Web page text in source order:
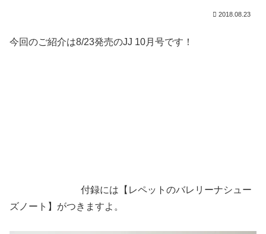
2018.08.23
今回のご紹介は8/23発売のJJ 10月号です！
付録には【レペットのバレリーナシュー
ズノート】がつきますよ。